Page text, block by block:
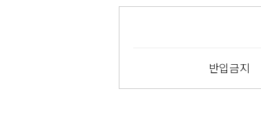
반입금지